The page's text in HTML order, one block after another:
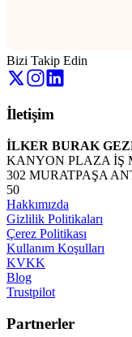
Bizi Takip Edin
İletişim
İLKER BURAK
KANYON PLAZA İŞ
302 MURATPAŞA
50
Hakkımızda
Gizlilik Politikaları
Çerez Politikası
Kullanım Koşulları
KVKK
Blog
Trustpilot
Partnerler